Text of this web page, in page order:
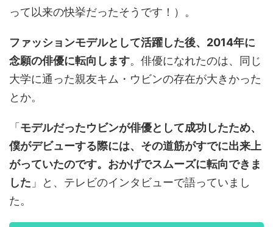
って以来の快挙だったそうです！）。
ファッションモデルとして活躍した後、2014年に
念願の俳優に転向します。俳優になれたのは、同じ
大学に通った親友キム・ウビンの存在が大きかった
とか。
「モデルだったウビンが俳優として成功したため、
僕がデビューする際には、その道筋がすでに出来上
がっていたのです。おかげでスムーズに転向できま
した 」と、テレビのインタビューで語っていまし
た。